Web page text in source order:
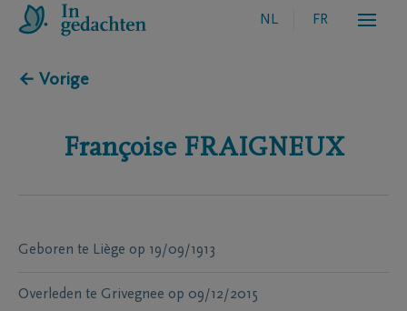
NL FR
← Vorige
Françoise FRAIGNEUX
Geboren te Liège op 19/09/1913
Overleden te Grivegnee op 09/12/2015